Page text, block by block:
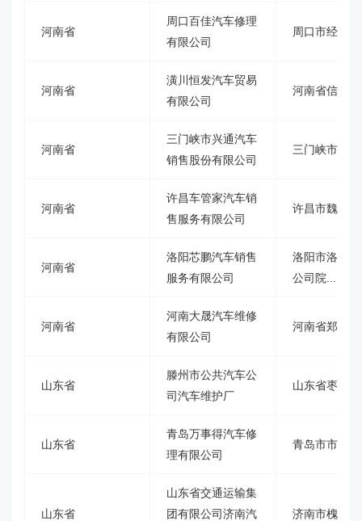
河南省
周口百佳汽车修理
有限公司
周口市经济
河南省
潢川恒发汽车贸易
有限公司
河南省信阳
河南省
三门峡市兴通汽车
销售股份有限公司
三门峡市开
河南省
许昌车管家汽车销
售服务有限公司
许昌市魏都
河南省
洛阳芯鹏汽车销售
服务有限公司
洛阳市洛龙
公司院...
河南省
河南大晟汽车维修
有限公司
河南省郑州
山东省
滕州市公共汽车公
司汽车维护厂
山东省枣庄
山东省
青岛万事得汽车修
理有限公司
青岛市市北
山东省
山东省交通运输集
团有限公司济南汽
济南市槐荫